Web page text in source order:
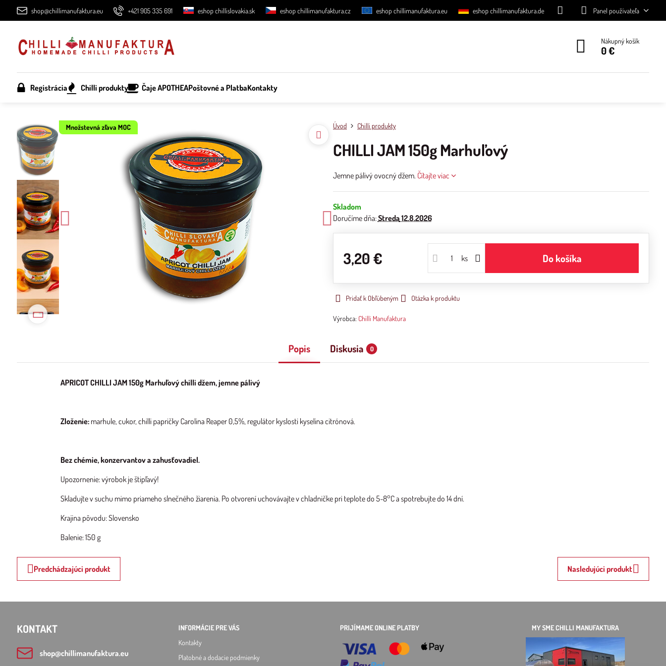
shop@chillimanufaktura.eu +421 905 335 691 eshop chillislovakia.sk eshop chillimanufaktura.cz eshop chillimanufaktura.eu eshop chillimanufaktura.de Panel používateľa
Nákupný košík
0 €
Registrácia Chilli produkty Čaje APOTHEAPoštovné a PlatbaKontakty
Množstevná zľava MOC Úvod Chilli produkty
CHILLI JAM 150g Marhuľový
Jemne pálivý ovocný džem. Čítajte viac
Skladom
Doručíme dňa:Streda 12.8.2026
3,20 € ks Do košíka
Pridať k Obľúbeným Otázka k produktu
Výrobca: Chilli Manufaktura
Popis Diskusia 0
APRICOT CHILLI JAM 150g Marhuľový chilli džem, jemne pálivý
Zloženie:marhule, cukor, chilli papričky Carolina Reaper 0,5%, regulátor kyslosti kyselina citrónová.
Bez chémie, konzervantov a zahusťovadiel.
Upozornenie: výrobok je štipľavý!
Skladujte v suchu mimo priameho slnečného žiarenia. Po otvorení uchovávajte v chladničke pri teplote do 5-8°C a spotrebujte do 14 dní.
Krajina pôvodu: Slovensko
Balenie: 150 g
Predchádzajúci produkt Nasledujúci produkt
KONTAKT
shop​@chillimanufaktura​.eu
INFORMÁCIE PRE VÁS
Kontakty
Platobné a dodacie podmienky
PRIJÍMAME ONLINE PLATBY MY SME CHILLI MANUFAKTURA